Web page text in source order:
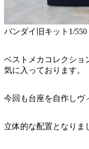
バンダイ旧キット1/550
ベストメカコレクショ
気に入っております。
今回も台座を自作しヴ
立体的な配置となりま